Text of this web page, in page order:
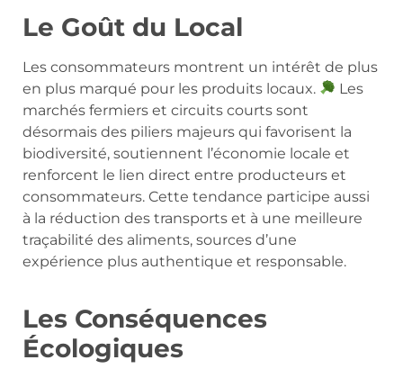
Le Goût du Local
Les consommateurs montrent un intérêt de plus
en plus marqué pour les produits locaux.
Les
marchés fermiers et circuits courts sont
désormais des piliers majeurs qui favorisent la
biodiversité, soutiennent l’économie locale et
renforcent le lien direct entre producteurs et
consommateurs. Cette tendance participe aussi
à la réduction des transports et à une meilleure
traçabilité des aliments, sources d’une
expérience plus authentique et responsable.
Les Conséquences
Écologiques